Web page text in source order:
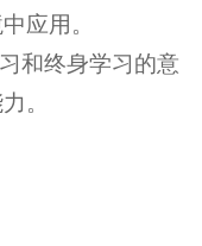
应用。
和终身学习的意
。